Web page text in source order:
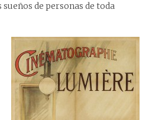
de personas de toda